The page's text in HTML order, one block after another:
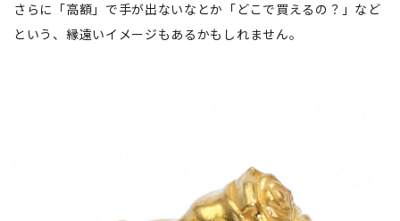
さらに「高額」で手が出ないなとか「どこで買えるの？」など
という、縁遠いイメージもあるかもしれません。